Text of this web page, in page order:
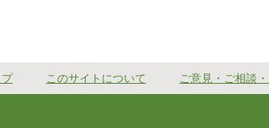
このサイトについて ご意見・ご相談